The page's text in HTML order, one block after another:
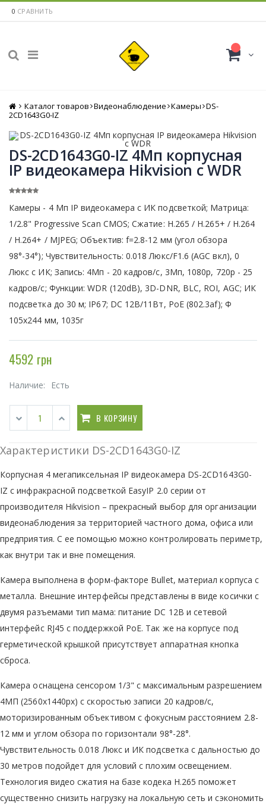
0 СРАВНИТЬ
Главная
Каталог товаров Видеонаблюдение Камеры DS-
2CD1643G0-IZ
DS-2CD1643G0-IZ 4Мп корпусная
IP видеокамера Hikvision с WDR
Камеры - 4 Мп IP видеокамера с ИК подсветкой; Матрица:
1/2.8" Progressive Scan CMOS; Сжатие: Н.265 / Н.265+ / H.264
/ H.264+ / MJPEG; Объектив: f=2.8-12 мм (угол обзора
98°-34°); Чувствительность: 0.018 Люкс/F1.6 (AGC вкл), 0
Люкс с ИК; Запись: 4Мп - 20 кадров/с, 3Мп, 1080р, 720р - 25
кадров/с; Функции: WDR (120dB), 3D-DNR, BLC, ROI, AGC; ИК
подсветка до 30 м; IP67; DC 12В/11Вт, PoE (802.3af); Ф
105х244 мм, 1035г
4592 грн
Наличие: Есть
В КОРЗИНУ
Характеристики DS-2CD1643G0-IZ
Корпусная 4 мегапиксельная IP видеокамера DS-2CD1643G0-
IZ с инфракрасной подсветкой EasyIP 2.0 серии от
производителя Hikvision – прекрасный выбор для организации
видеонаблюдения за территорией частного дома, офиса или
предприятия. С ее помощью можно контролировать периметр,
как внутри так и вне помещения.
Камера выполнена в форм-факторе Bullet, материал корпуса с
металла. Внешние интерфейсы представлены в виде косички с
двумя разъемами тип мама: питание DC 12В и сетевой
интерфейс RJ45 с поддержкой PoE. Так же на корпусе под
герметической крышкой присутствует аппаратная кнопка
сброса.
Камера оснащена сенсором 1/3" с максимальным разрешением
4МП (2560х1440px) с скоростью записи 20 кадров/с,
моторизированным объективом с фокусным расстоянием 2.8-
12 мм и углом обзора по горизонтали 98°-28°.
Чувствительность 0.018 Люкс и ИК подсветка с дальностью до
30 метров подойдет для условий с плохим освещением.
Технология видео сжатия на базе кодека Н.265 поможет
существенно снизить нагрузку на локальную сеть и сэкономить